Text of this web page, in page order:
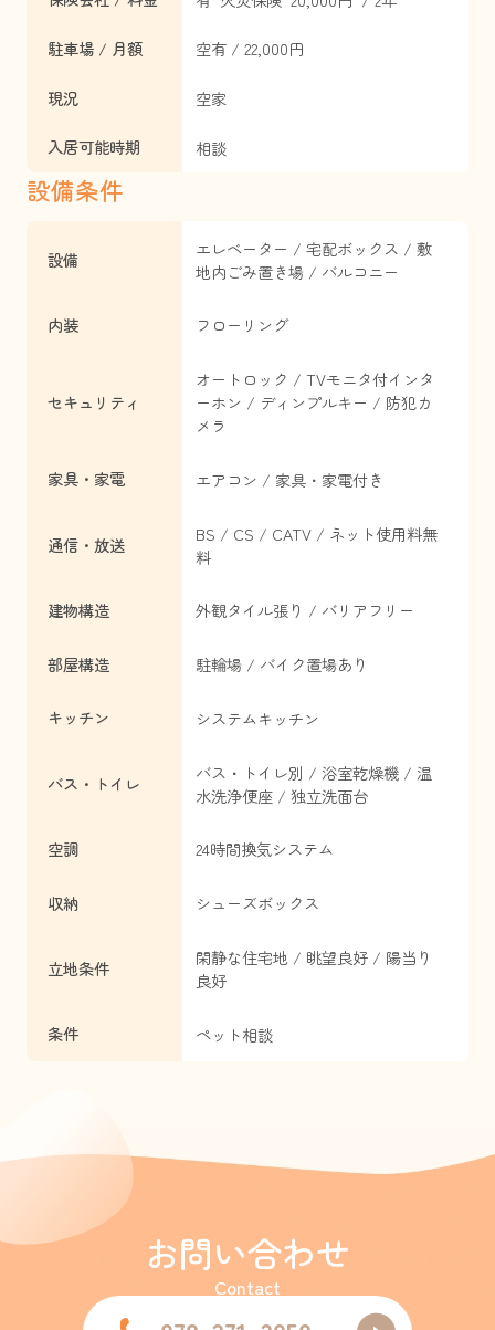
駐車場 / 月額 空有 / 22,000円
現況 空家
入居可能時期 相談
設備条件
設備
エレベーター / 宅配ボックス / 敷
地内ごみ置き場 / バルコニー
内装 フローリング
セキュリティ
オートロック / TVモニタ付インタ
ーホン / ディンプルキー / 防犯カ
メラ
家具・家電 エアコン / 家具・家電付き
通信・放送
BS / CS / CATV / ネット使用料無
料
建物構造 外観タイル張り / バリアフリー
部屋構造 駐輪場 / バイク置場あり
キッチン システムキッチン
バス・トイレ
バス・トイレ別 / 浴室乾燥機 / 温
水洗浄便座 / 独立洗面台
空調 24時間換気システム
収納 シューズボックス
立地条件
閑静な住宅地 / 眺望良好 / 陽当り
良好
条件 ペット相談
お問い合わせ
Contact